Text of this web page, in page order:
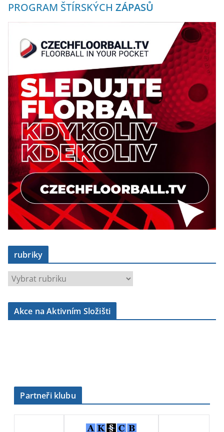
PROGRAM ŠTÍRSKÝCH ZÁPASŮ
rubriky
u
b
Akce na Aktivním Složišti
Partneři klubu